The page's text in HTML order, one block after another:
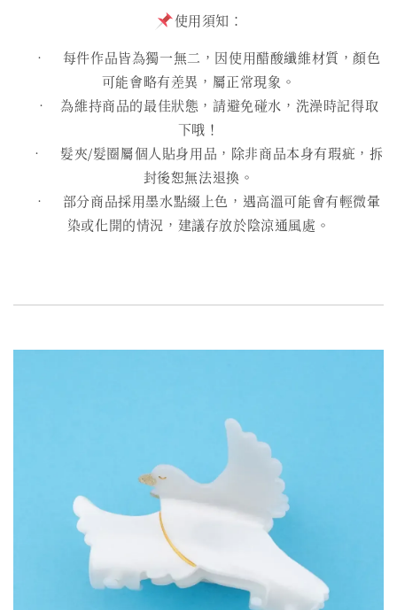
使用須知：
• 每件作品皆為獨一無二，因使用醋酸纖維材質，顏色
可能會略有差異，屬正常現象。
• 為維持商品的最佳狀態，請避免碰水，洗澡時記得取
下哦！
• 髮夾/髮圈屬個人貼身用品，除非商品本身有瑕疵，拆
封後恕無法退換。
• 部分商品採用墨水點綴上色，遇高溫可能會有輕微暈
染或化開的情況，建議存放於陰涼通風處。